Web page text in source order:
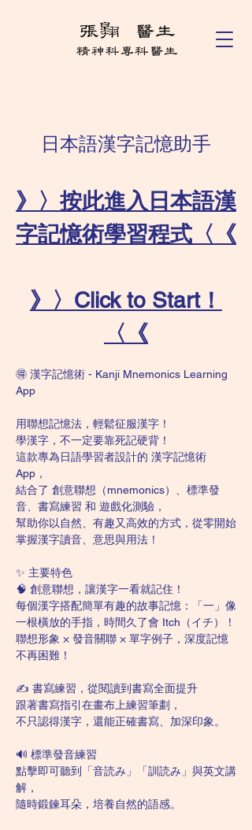
日本語漢字記憶助手
》〉按此進入日本語漢
字記憶術學習程式〈《
》〉Click to Start！
〈《
🉐 漢字記憶術 - Kanji Mnemonics Learning
App
用聯想記憶法，輕鬆征服漢字！
學漢字，不一定要靠死記硬背！
這款專為日語學習者設計的 漢字記憶術
App，
結合了 創意聯想（mnemonics）、標準發
音、書寫練習 和 遊戲化測驗，
幫助你以自然、有趣又高效的方式，從零開始
掌握漢字讀音、意思與用法！
✨ 主要特色
🧠 創意聯想，讓漢字一看就記住！
每個漢字搭配簡單有趣的故事記憶：「一」像
一根橫放的手指，時間久了會 Itch（イチ）！
聯想形象 × 發音關聯 × 單字例子，深度記憶
不再困難！
✍️ 書寫練習，從閱讀到書寫全面提升
跟著書寫指引在畫布上練習筆劃，
不只認得漢字，還能正確書寫、加深印象。
🔊 標準發音練習
點擊即可聽到「音読み」「訓読み」與英文講
解，
隨時鍛鍊耳朵，培養自然的語感。